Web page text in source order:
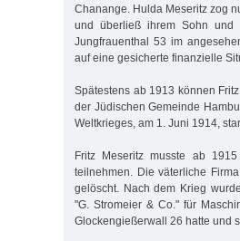
Chanange. Hulda Meseritz zog
und überließ ihrem Sohn und
Jungfrauenthal 53 im
auf eine gesicherte finanzielle
Spätestens ab 1913 können
der Jüdischen Gemeinde
Weltkrieges, am 1. Juni 1914,
Fritz Meseritz musste ab
teilnehmen. Die väterliche
gelöscht. Nach dem Krieg
"G. Stromeier & Co." für
Glockengießerwall 26 hatte und